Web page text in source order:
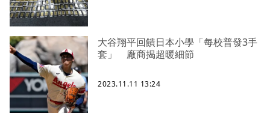
大谷翔平回饋日本小學「每校普發3手
套」 廠商揭超暖細節
2023.11.11 13:24